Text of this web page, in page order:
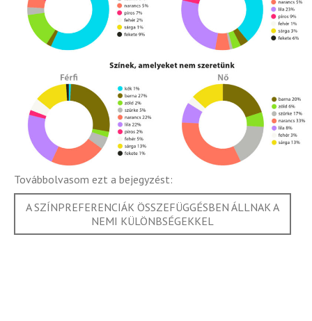
Továbbolvasom ezt a bejegyzést:
A SZÍNPREFERENCIÁK ÖSSZEFÜGGÉSBEN ÁLLNAK A
NEMI KÜLÖNBSÉGEKKEL